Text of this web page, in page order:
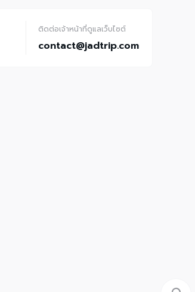
ติดต่อเจ้าหน้าที่ดูแลเว็บไซต์
contact@jadtrip.com